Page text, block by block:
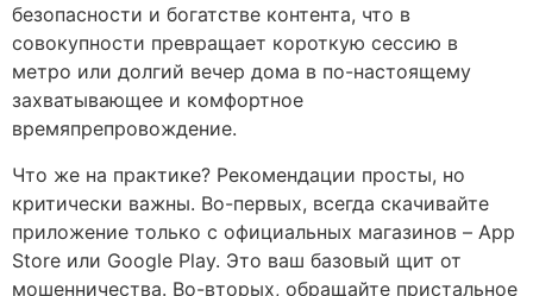
безопасности и богатстве контента, что в
совокупности превращает короткую сессию в
метро или долгий вечер дома в по-настоящему
захватывающее и комфортное
времяпрепровождение.
Что же на практике? Рекомендации просты, но
критически важны. Во-первых, всегда скачивайте
приложение только с официальных магазинов – App
Store или Google Play. Это ваш базовый щит от
мошенничества. Во-вторых, обращайте пристальное